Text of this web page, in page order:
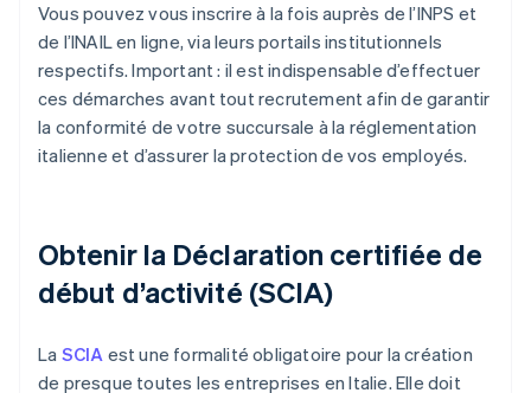
Vous pouvez vous inscrire à la fois auprès de l’INPS et
de l’INAIL en ligne, via leurs portails institutionnels
respectifs. Important : il est indispensable d’effectuer
ces démarches avant tout recrutement afin de garantir
la conformité de votre succursale à la réglementation
italienne et d’assurer la protection de vos employés.
Obtenir la Déclaration certifiée de
début d’activité (SCIA)
La SCIA est une formalité obligatoire pour la création
de presque toutes les entreprises en Italie. Elle doit